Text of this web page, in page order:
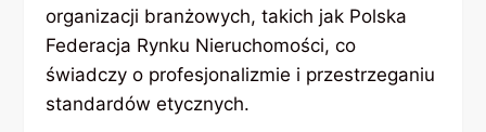
organizacji branżowych, takich jak Polska
Federacja Rynku Nieruchomości, co
świadczy o profesjonalizmie i przestrzeganiu
standardów etycznych.